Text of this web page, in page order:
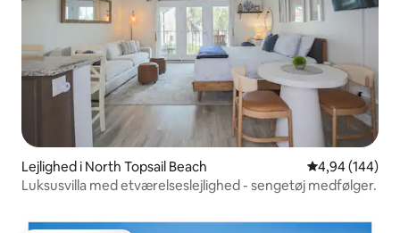
Lejlighed i North Topsail Beach 4,94 ud af 5 i
4,94 (144)
Luksusvilla med etværelseslejlighed - sengetøj medfølger.